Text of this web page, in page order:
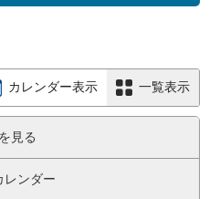
カレンダー表示 一覧表示
見る
レンダー